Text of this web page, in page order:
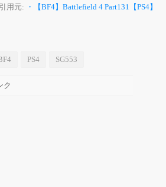
引用元: ・【BF4】Battlefield 4 Part131【PS4】
PS4 SG553
ク